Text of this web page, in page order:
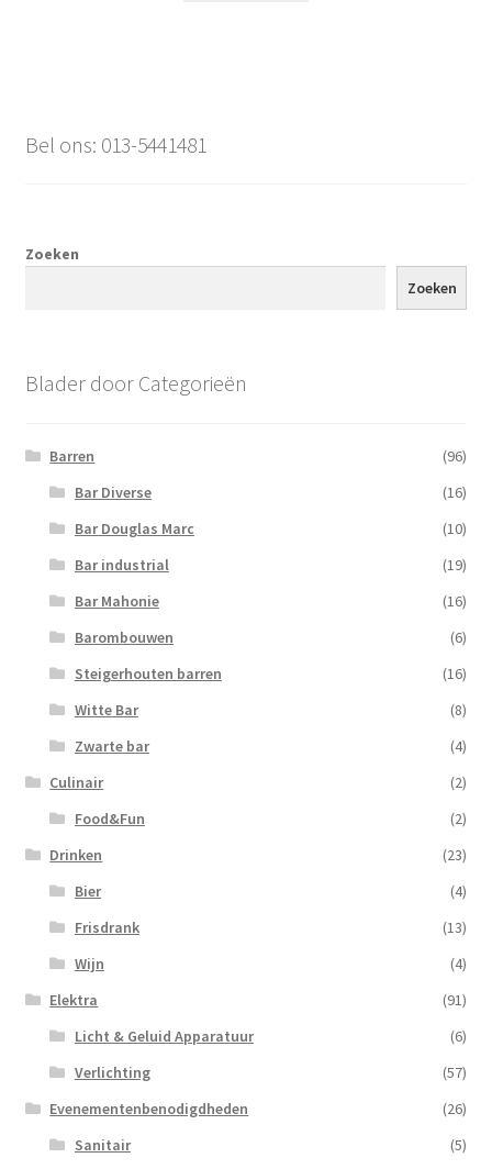
Bel ons: 013-5441481
Zoeken
Zoeken
Blader door Categorieën
Barren
(96)
Bar Diverse
(16)
Bar Douglas Marc
(10)
Bar industrial
(19)
Bar Mahonie
(16)
Barombouwen
(6)
Steigerhouten barren
(16)
Witte Bar
(8)
Zwarte bar
(4)
Culinair
(2)
Food&Fun
(2)
Drinken
(23)
Bier
(4)
Frisdrank
(13)
Wijn
(4)
Elektra
(91)
Licht & Geluid Apparatuur
(6)
Verlichting
(57)
Evenementenbenodigdheden
(26)
Sanitair
(5)